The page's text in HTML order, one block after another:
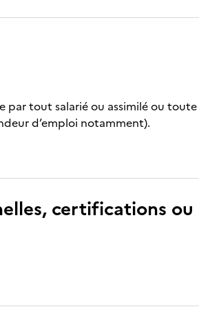
par tout salarié ou assimilé ou toute
d’emploi notamment).
certifications ou